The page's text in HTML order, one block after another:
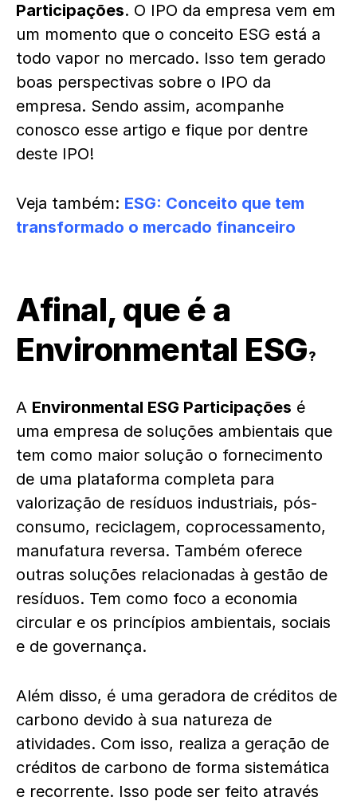
Participações. O IPO da empresa vem em
um momento que o conceito ESG está a
todo vapor no mercado. Isso tem gerado
boas perspectivas sobre o IPO da
empresa. Sendo assim, acompanhe
conosco esse artigo e fique por dentre
deste IPO!
Veja também: ESG: Conceito que tem
transformado o mercado financeiro
Afinal, que é a
Environmental ESG?
A Environmental ESG Participações é
uma empresa de soluções ambientais que
tem como maior solução o fornecimento
de uma plataforma completa para
valorização de resíduos industriais, pós-
consumo, reciclagem, coprocessamento,
manufatura reversa. Também oferece
outras soluções relacionadas à gestão de
resíduos. Tem como foco a economia
circular e os princípios ambientais, sociais
e de governança.
Além disso, é uma geradora de créditos de
carbono devido à sua natureza de
atividades. Com isso, realiza a geração de
créditos de carbono de forma sistemática
e recorrente. Isso pode ser feito através